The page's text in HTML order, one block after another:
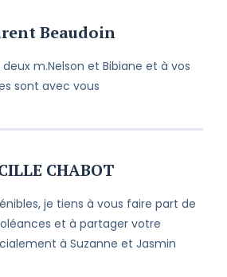
Beaudoin
m.Nelson et Bibiane et à vos
sont avec vous
CHABOT
je tiens à vous faire part de
et à partager votre
à Suzanne et Jasmin